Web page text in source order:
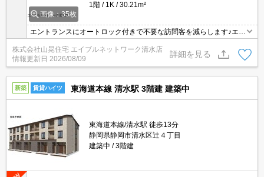
画像：35枚
1階
1K 30.21m²
エントランスにオートロック付きで不要な訪問客を減らします♪エン
りの疲れたとき、面倒な対応を少しでも軽減できます♪徒歩圏内にマ
ックスバリュがあるので、お仕事帰りにすぐ買い物できますね♪オス
スメ♪収納豊富でお部屋が広々すっきり使える7.9帖1Ｋマンション♪
株式会社山晃住宅 エイブルネットワーク清水店
情報更新日 2026/08/09
詳細を見る
新築 賃貸ハイツ 東海道本線 清水駅 3階建 建築中
東海道本線/清水駅 徒歩13分
静岡県静岡市清水区辻４丁目
建築中
3階建